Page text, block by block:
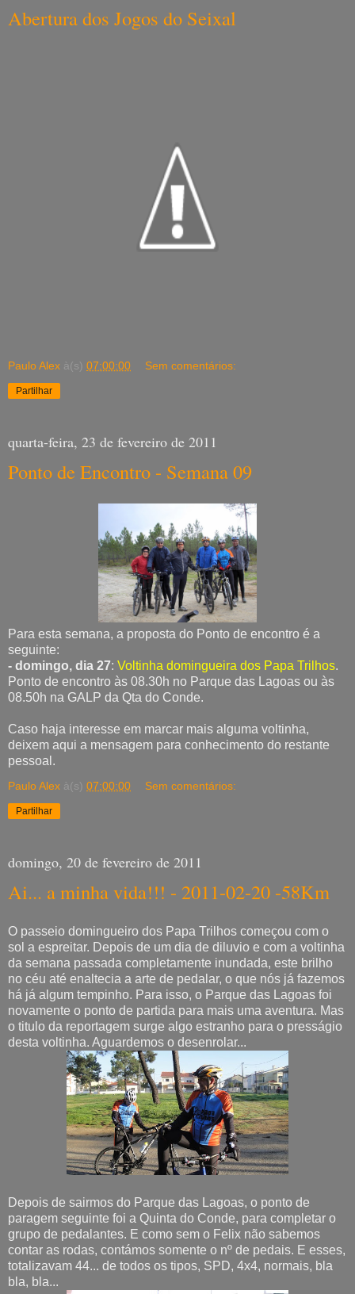
Abertura dos Jogos do Seixal
Paulo Alex à(s) 07:00:00 Sem comentários:
Partilhar
quarta-feira, 23 de fevereiro de 2011
Ponto de Encontro - Semana 09
Para esta semana, a proposta do Ponto de encontro é a
seguinte:
- domingo, dia 27: Voltinha domingueira dos Papa Trilhos.
Ponto de encontro às 08.30h no Parque das Lagoas ou às
08.50h na GALP da Qta do Conde.
Caso haja interesse em marcar mais alguma voltinha,
deixem aqui a mensagem para conhecimento do restante
pessoal.
Paulo Alex à(s) 07:00:00 Sem comentários:
Partilhar
domingo, 20 de fevereiro de 2011
Ai... a minha vida!!! - 2011-02-20 -58Km
O passeio domingueiro dos Papa Trilhos começou com o
sol a espreitar. Depois de um dia de diluvio e com a voltinha
da semana passada completamente inundada, este brilho
no céu até enaltecia a arte de pedalar, o que nós já fazemos
há já algum tempinho. Para isso, o Parque das Lagoas foi
novamente o ponto de partida para mais uma aventura. Mas
o titulo da reportagem surge algo estranho para o presságio
desta voltinha. Aguardemos o desenrolar...
Depois de sairmos do Parque das Lagoas, o ponto de
paragem seguinte foi a Quinta do Conde, para completar o
grupo de pedalantes. E como sem o Felix não sabemos
contar as rodas, contámos somente o nº de pedais. E esses,
totalizavam 44... de todos os tipos, SPD, 4x4, normais, bla
bla, bla...